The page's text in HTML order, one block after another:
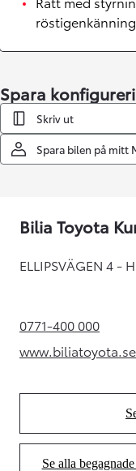
röstigenkänning
Spara
Skriv ut
Spara bilen på mitt
Bilia Toyota
ELLIPSVÄGEN 4 -
0771-400 000
(Opens in
www.biliatoyota.se
(Opens
Se alla